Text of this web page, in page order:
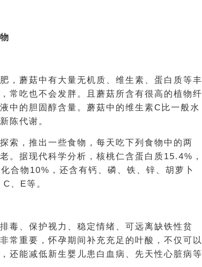
，蘑菇中有大量无机质、维生素、蛋白质等丰
常吃也不会发胖。且蘑菇所含有很高的植物纤
中的胆固醇含量。蘑菇中的维生素C比一般水
陈代谢。
索，推出一些食物，每天吃下列食物中的两
。据现代科学分析，核桃仁含蛋白质15.4%，
合物10%，还含有钙、磷、铁、锌、胡萝卜
、E等。
毒、保护视力、稳定情绪、可远离缺铁性贫
常重要，怀孕期间补充充足的叶酸，不仅可以
还能减低新生婴儿患白血病、先天性心脏病等